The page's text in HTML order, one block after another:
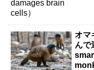
オマ
んで